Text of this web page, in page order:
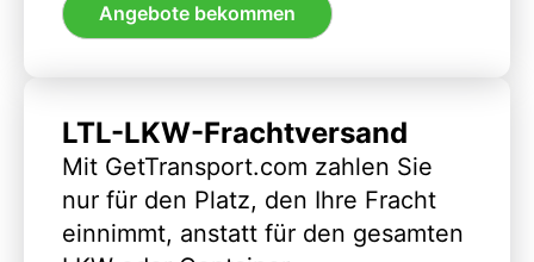
Angebote bekommen
LTL-LKW-Frachtversand
Mit GetTransport.com zahlen Sie
nur für den Platz, den Ihre Fracht
einnimmt, anstatt für den gesamten